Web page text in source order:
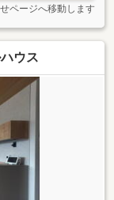
ページへ移動します
ウス